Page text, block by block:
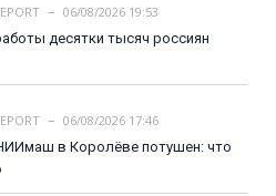
06/08/2026 19:53
десятки тысяч россиян
06/08/2026 17:46
в Королёве потушен: что